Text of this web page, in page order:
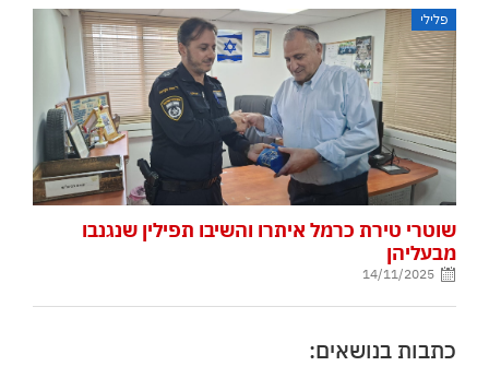
פלילי
שוטרי טירת כרמל איתרו והשיבו תפילין שנגנבו
מבעליהן
14/11/2025
כתבות בנושאים: